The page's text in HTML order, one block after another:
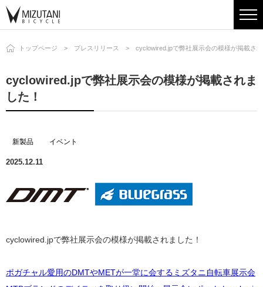
トップページ プレスリリース cyclowired.jpで弊社展示会の模様が掲載さ
cyclowired.jpで弊社展示会の模様が掲載されま
した！
新製品 イベント
2025.12.11
cyclowired.jpで弊社展示会の模様が掲載されました！
ポガチャル愛用のDMTやMETが一堂に会するミズタニ自転車展示会